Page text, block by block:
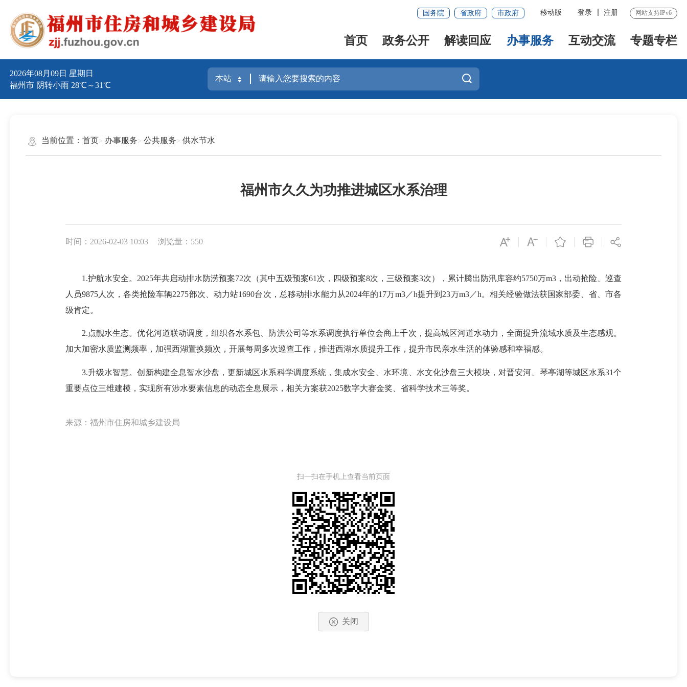
国务院 省政府 市政府 移动版 登录 注册 网站支持IPv6
首页 政务公开 解读回应 办事服务 互动交流 专题专栏
2026年08月09日 星期日
福州市 阴转小雨 28℃～31℃
当前位置： 首页 办事服务 公共服务 供水节水
福州市久久为功推进城区水系治理
时间：2026-02-03 10:03 浏览量：550
1.护航水安全。2025年共启动排水防涝预案72次（其中五级预案61次，四级预案8次，三级预案3次），累计腾出防汛库容约5750万m3，出动抢险、巡查
人员9875人次，各类抢险车辆2275部次、动力站1690台次，总移动排水能力从2024年的17万m3／h提升到23万m3／h。相关经验做法获国家部委、省、市各
级肯定。
2.点靓水生态。优化河道联动调度，组织各水系包、防洪公司等水系调度执行单位会商上千次，提高城区河道水动力，全面提升流域水质及生态感观。
加大加密水质监测频率，加强西湖置换频次，开展每周多次巡查工作，推进西湖水质提升工作，提升市民亲水生活的体验感和幸福感。
3.升级水智慧。创新构建全息智水沙盘，更新城区水系科学调度系统，集成水安全、水环境、水文化沙盘三大模块，对晋安河、琴亭湖等城区水系31个
重要点位三维建模，实现所有涉水要素信息的动态全息展示，相关方案获2025数字大赛金奖、省科学技术三等奖。
来源：福州市住房和城乡建设局
扫一扫在手机上查看当前页面
关闭